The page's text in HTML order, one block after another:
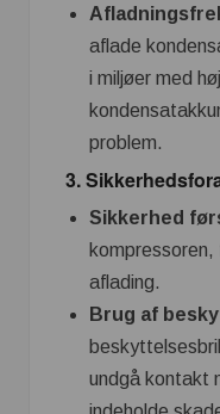
aflade
i miljøer med
problem.
3.
Sikkerhed
kompressoren,
aflading.
Brug af
undgå kontakt